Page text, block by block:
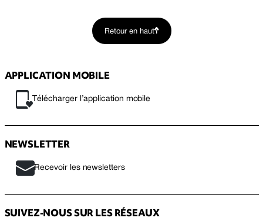
Retour en haut
APPLICATION MOBILE
Télécharger l’application mobile
NEWSLETTER
Recevoir les newsletters
SUIVEZ-NOUS SUR LES RÉSEAUX